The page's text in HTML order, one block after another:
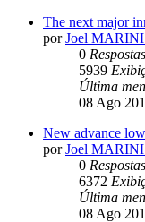
The next major
porJoel
0 Respostas
5939
Última
08 Ago
New advance
porJoel
0 Respostas
6372
Última
08 Ago